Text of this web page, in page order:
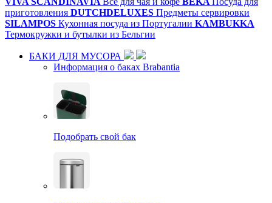
приготовления DUTCHDELUXES Предметы сервировки
SILAMPOS Кухонная посуда из Португалии KAMBUKKA
Термокружки и бутылки из Бельгии
БАКИ ДЛЯ МУСОРА
Информация о баках Brabantia
Подобрать свой бак